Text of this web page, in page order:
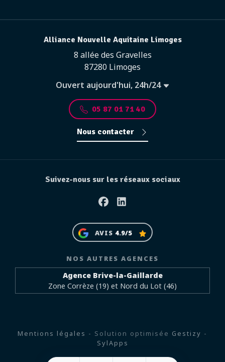
Alliance Nouvelle Aquitaine Limoges
8 allée des Gravelles
87280 Limoges
Ouvert aujourd'hui, 24h/24
05 87 01 71 40
Nous contacter
Suivez-nous sur les réseaux sociaux
FacebookLinkedin
AVIS 4.9/5
NOS AUTRES AGENCES
Agence Brive-la-Gaillarde
Zone Corrèze (19) et Nord du Lot (46)
Mentions légales - Solution optimisée Gestizy -
SylApps